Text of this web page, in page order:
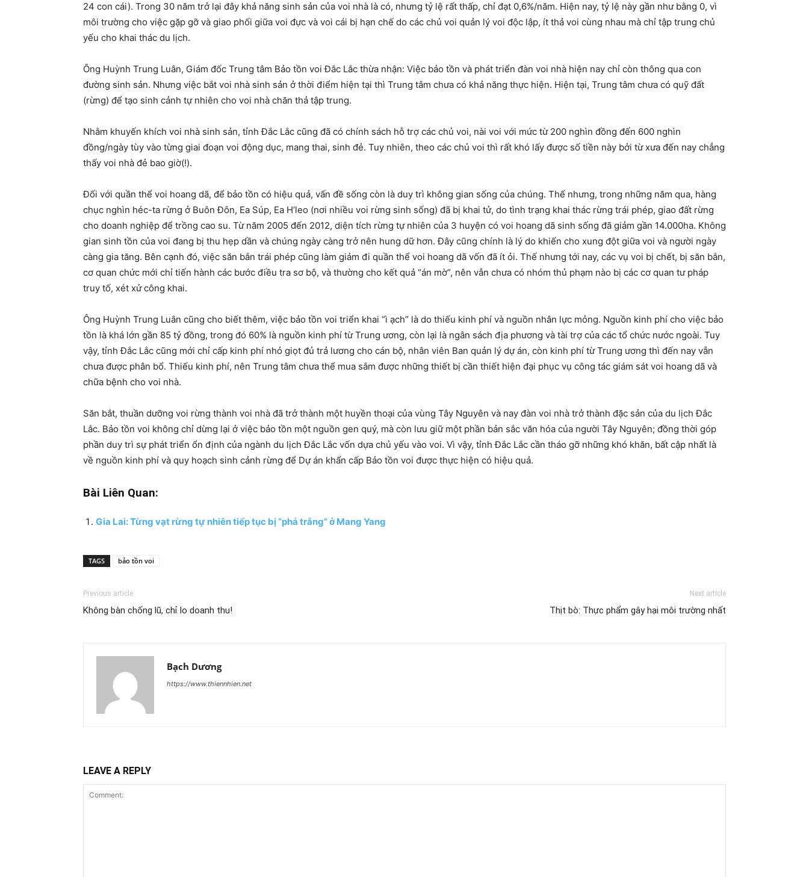
24 con cái). Trong 30 năm trở lại đây khả năng sinh sản của voi nhà là có, nhưng tỷ lệ rất thấp, chỉ đạt 0,6%/năm. Hiện nay, tỷ lệ này gần như bằng 0, vì
môi trường cho việc gặp gỡ và giao phối giữa voi đực và voi cái bị hạn chế do các chủ voi quản lý voi độc lập, ít thả voi cùng nhau mà chỉ tập trung chủ
yếu cho khai thác du lịch.
Ông Huỳnh Trung Luân, Giám đốc Trung tâm Bảo tồn voi Đắc Lắc thừa nhận: Việc bảo tồn và phát triển đàn voi nhà hiện nay chỉ còn thông qua con
đường sinh sản. Nhưng việc bắt voi nhà sinh sản ở thời điểm hiện tại thì Trung tâm chưa có khả năng thực hiện. Hiện tại, Trung tâm chưa có quỹ đất
(rừng) để tạo sinh cảnh tự nhiên cho voi nhà chăn thả tập trung.
Nhằm khuyến khích voi nhà sinh sản, tỉnh Đắc Lắc cũng đã có chính sách hỗ trợ các chủ voi, nài voi với mức từ 200 nghìn đồng đến 600 nghìn
đồng/ngày tùy vào từng giai đoạn voi động dục, mang thai, sinh đẻ. Tuy nhiên, theo các chủ voi thì rất khó lấy được số tiền này bởi từ xưa đến nay chẳng
thấy voi nhà đẻ bao giờ(!).
Đối với quần thể voi hoang dã, để bảo tồn có hiệu quả, vấn đề sống còn là duy trì không gian sống của chúng. Thế nhưng, trong những năm qua, hàng
chục nghìn héc-ta rừng ở Buôn Đôn, Ea Súp, Ea H’leo (nơi nhiều voi rừng sinh sống) đã bị khai tử, do tình trạng khai thác rừng trái phép, giao đất rừng
cho doanh nghiệp để trồng cao su. Từ năm 2005 đến 2012, diện tích rừng tự nhiên của 3 huyện có voi hoang dã sinh sống đã giảm gần 14.000ha. Không
gian sinh tồn của voi đang bị thu hẹp dần và chúng ngày càng trở nên hung dữ hơn. Đây cũng chính là lý do khiến cho xung đột giữa voi và người ngày
càng gia tăng. Bên cạnh đó, việc săn bắn trái phép cũng làm giảm đi quần thể voi hoang dã vốn đã ít ỏi. Thế nhưng tới nay, các vụ voi bị chết, bị săn bắn,
cơ quan chức mới chỉ tiến hành các bước điều tra sơ bộ, và thường cho kết quả “án mờ”, nên vẫn chưa có nhóm thủ phạm nào bị các cơ quan tư pháp
truy tố, xét xử công khai.
Ông Huỳnh Trung Luân cũng cho biết thêm, việc bảo tồn voi triển khai “ì ạch” là do thiếu kinh phí và nguồn nhân lực mỏng. Nguồn kinh phí cho việc bảo
tồn là khá lớn gần 85 tỷ đồng, trong đó 60% là nguồn kinh phí từ Trung ương, còn lại là ngân sách địa phương và tài trợ của các tổ chức nước ngoài. Tuy
vậy, tỉnh Đắc Lắc cũng mới chỉ cấp kinh phí nhỏ giọt đủ trả lương cho cán bộ, nhân viên Ban quản lý dự án, còn kinh phí từ Trung ương thì đến nay vẫn
chưa được phân bổ. Thiếu kinh phí, nên Trung tâm chưa thể mua sắm được những thiết bị cần thiết hiện đại phục vụ công tác giám sát voi hoang dã và
chữa bệnh cho voi nhà.
Săn bắt, thuần dưỡng voi rừng thành voi nhà đã trở thành một huyền thoại của vùng Tây Nguyên và nay đàn voi nhà trở thành đặc sản của du lịch Đắc
Lắc. Bảo tồn voi không chỉ dừng lại ở việc bảo tồn một nguồn gen quý, mà còn lưu giữ một phần bản sắc văn hóa của người Tây Nguyên; đồng thời góp
phần duy trì sự phát triển ổn định của ngành du lịch Đắc Lắc vốn dựa chủ yếu vào voi. Vì vậy, tỉnh Đắc Lắc cần tháo gỡ những khó khăn, bất cập nhất là
về nguồn kinh phí và quy hoạch sinh cảnh rừng để Dự án khẩn cấp Bảo tồn voi được thực hiện có hiệu quả.
Bài Liên Quan:
Gia Lai: Từng vạt rừng tự nhiên tiếp tục bị “phá trắng” ở Mang Yang
TAGS bảo tồn voi
Previous article
Không bàn chống lũ, chỉ lo doanh thu!
Next article
Thịt bò: Thực phẩm gây hại môi trường nhất
Bạch Dương
https://www.thiennhien.net
LEAVE A REPLY